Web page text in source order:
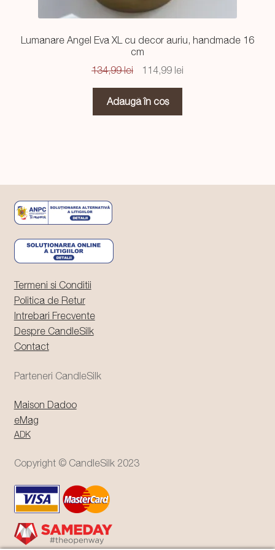
Lumanare Angel Eva XL cu decor auriu, handmade 16
cm
134,99lei
Prețul
a
fost:
114,99 leiPrețul
Adaugă în coș
Termeni si Conditii
Politica de Retur
Intrebari Frecvente
Despre CandleSilk
Contact
Parteneri CandleSilk
Maison Dadoo
eMag
ADK
Copyright © CandleSilk 2023